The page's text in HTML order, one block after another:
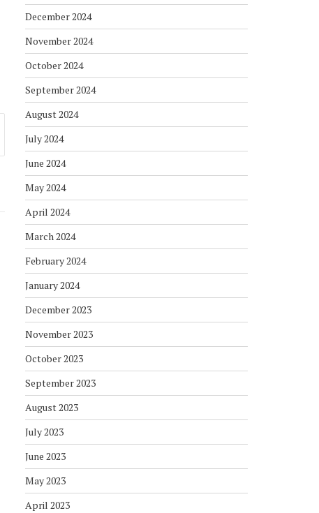
December 2024
November 2024
October 2024
September 2024
August 2024
July 2024
June 2024
May 2024
April 2024
March 2024
February 2024
January 2024
December 2023
November 2023
October 2023
September 2023
August 2023
July 2023
June 2023
May 2023
April 2023